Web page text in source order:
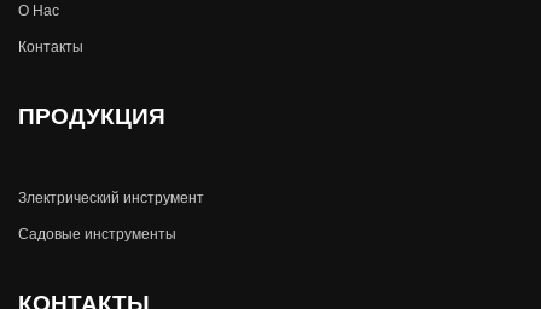
О Hас
Контакты
ПРОДУКЦИЯ
Злектрический инструмент
Садовые инструменты
КОНТАКТЫ